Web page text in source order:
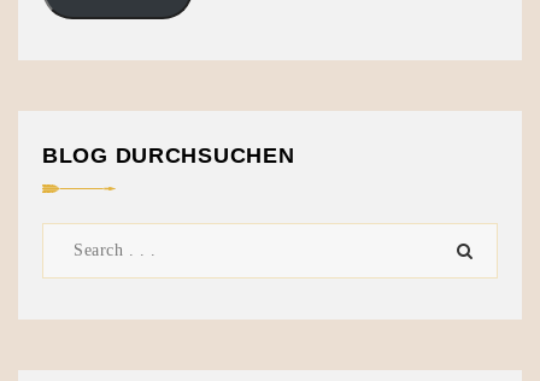
BLOG DURCHSUCHEN